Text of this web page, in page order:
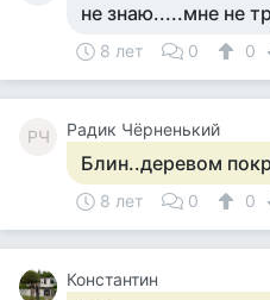
не знаю.....мне не
8 лет 0 0
РЧ Радик Чёрненький
Блин..деревом
8 лет 0 0
Константин